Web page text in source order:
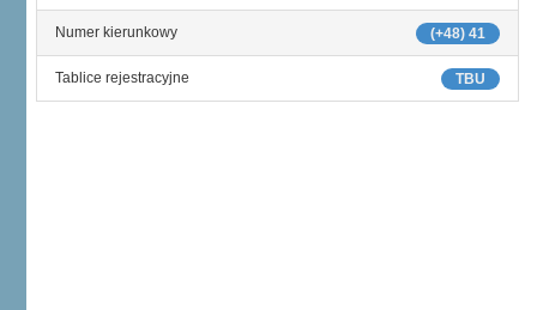
(+48) 41
Numer kierunkowy
TBU
Tablice rejestracyjne